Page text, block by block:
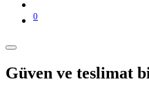
0
Güven ve teslimat